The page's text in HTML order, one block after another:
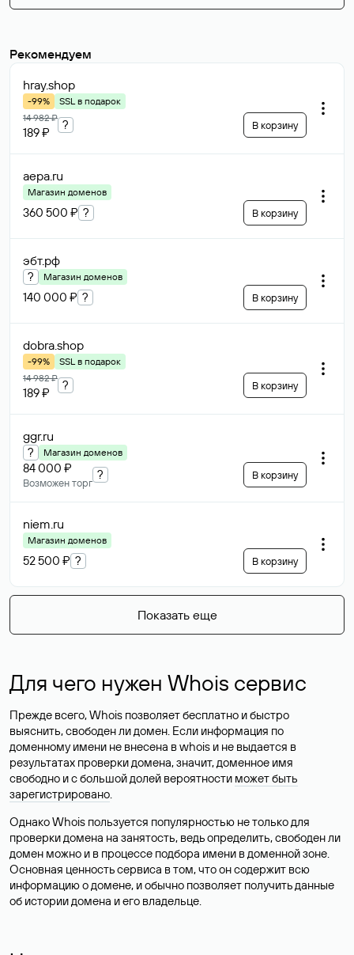
Рекомендуем
hray.shop
-99%
SSL в подарок
14 982 ₽
189 ₽
? В корзину
aepa.ru
Магазин доменов
360 500 ₽ ? В корзину
эбт.рф
? Магазин доменов
140 000 ₽ ? В корзину
dobra.shop
-99%
SSL в подарок
14 982 ₽
189 ₽
? В корзину
ggr.ru
? Магазин доменов
84 000 ₽
Возможен торг
? В корзину
niem.ru
Магазин доменов
52 500 ₽ ? В корзину
Показать еще
Для чего нужен Whois сервис
Прежде всего, Whois позволяет бесплатно и быстро
выяснить, свободен ли домен. Если информация по
доменному имени не внесена в whois и не выдается в
результатах проверки домена, значит, доменное имя
свободно и с большой долей вероятности может быть
зарегистрировано.
Однако Whois пользуется популярностью не только для
проверки домена на занятость, ведь определить, свободен ли
домен можно и в процессе подбора имени в доменной зоне.
Основная ценность сервиса в том, что он содержит всю
информацию о домене, и обычно позволяет получить данные
об истории домена и его владельце.